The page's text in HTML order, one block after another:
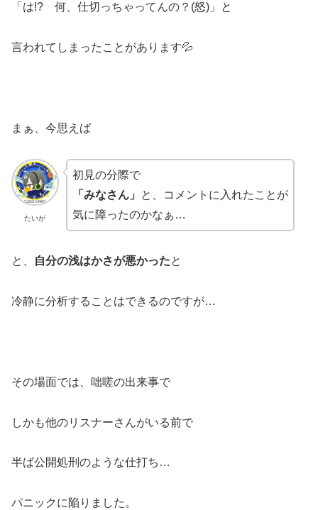
「は!? 何、仕切っちゃってんの？(怒)」と
言われてしまったことがあります💦
まぁ、今思えば
たいが
初見の分際で
「みなさん」
と、コメントに入れたことが
気に障ったのかなぁ…
と、 自分の浅はかさが悪かったと
冷静に分析することはできるのですが…
その場面では、咄嗟の出来事で
しかも他のリスナーさんがいる前で
半ば公開処刑のような仕打ち…
パニックに陥りました。